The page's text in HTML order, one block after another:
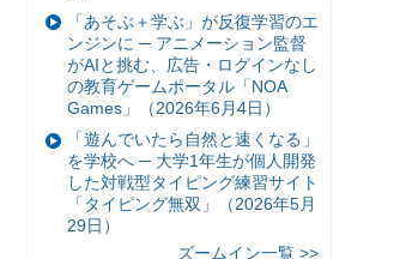
「あそぶ＋学ぶ」が反復学習のエ
ンジンに ─ アニメーション監督
がAIと挑む、広告・ログインなし
の教育ゲームポータル「NOA
Games」（2026年6月4日）
「遊んでいたら自然と速くなる」
を学校へ ─ 大学1年生が個人開発
した対戦型タイピング練習サイト
「タイピング無双」（2026年5月
29日）
ズームイン一覧 >>